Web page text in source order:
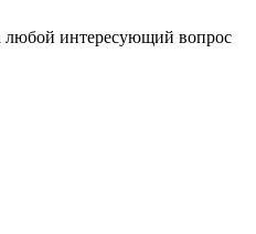
любой интересующий вопрос